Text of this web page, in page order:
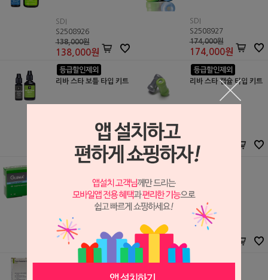
SDI
S2508926
138,000원
138,000원
SDI
S2508927
174,000원
174,000원
리바 스타 보틀 타입 키트
119,000 원
리바 스타 캡슐 타입 키트
156,000
글루마 디센시타이져
S0906008
83,000원
52,900원
Phoenix Dental
S0306146
플루오르 프로텍터 S (#6